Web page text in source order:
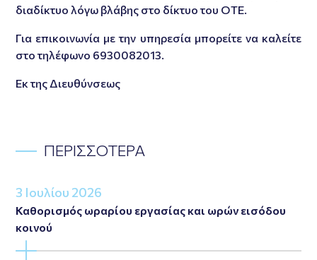
διαδίκτυο λόγω βλάβης στο δίκτυο του ΟΤΕ.
Για επικοινωνία με την υπηρεσία μπορείτε να καλείτε
στο τηλέφωνο 6930082013.
Εκ της Διευθύνσεως
ΠΕΡΙΣΣΟΤΕΡΑ
3 Ιουλίου 2026
Καθορισμός ωραρίου εργασίας και ωρών εισόδου
κοινού